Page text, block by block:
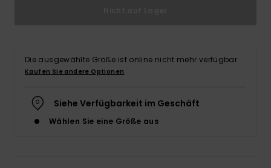
Die ausgewählte Größe ist online nicht mehr verfügbar.
Kaufen Sie andere Optionen
Siehe Verfügbarkeit im Geschäft
Wählen Sie eine Größe aus